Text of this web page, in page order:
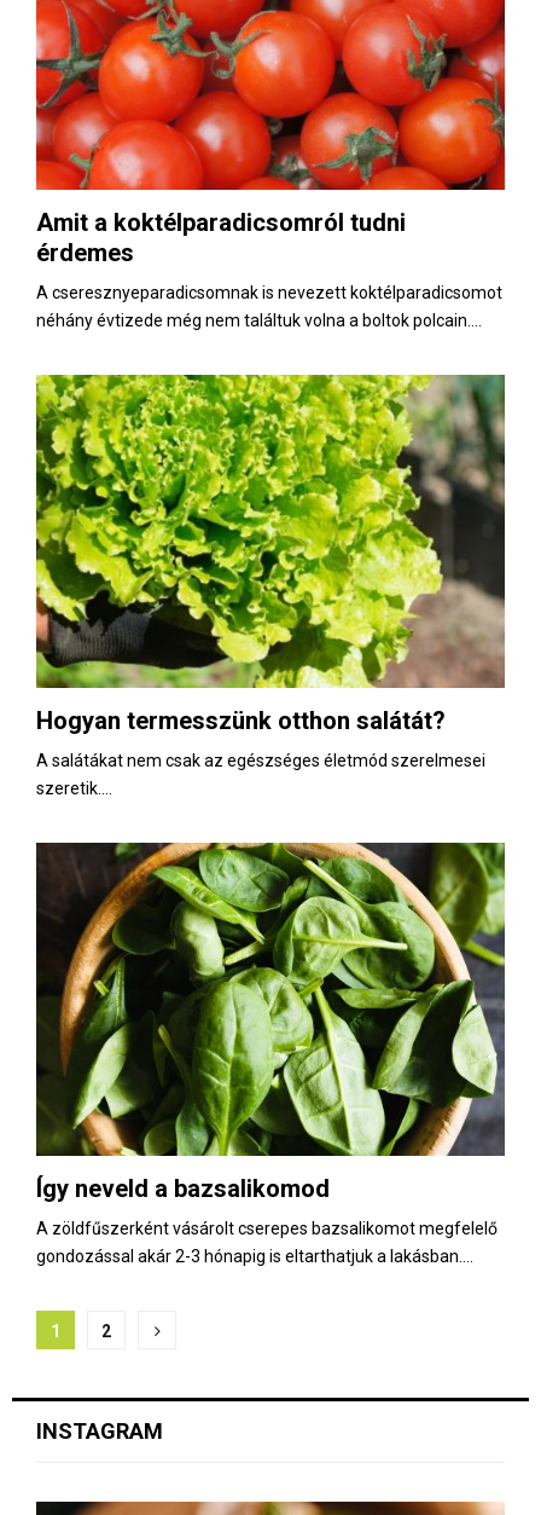
Amit a koktélparadicsomról tudni
érdemes
A cseresznyeparadicsomnak is nevezett koktélparadicsomot
néhány évtizede még nem találtuk volna a boltok polcain....
Hogyan termesszünk otthon salátát?
A salátákat nem csak az egészséges életmód szerelmesei
szeretik....
Így neveld a bazsalikomod
A zöldfűszerként vásárolt cserepes bazsalikomot megfelelő
gondozással akár 2-3 hónapig is eltarthatjuk a lakásban....
B
j
g
1 2
INSTAGRAM